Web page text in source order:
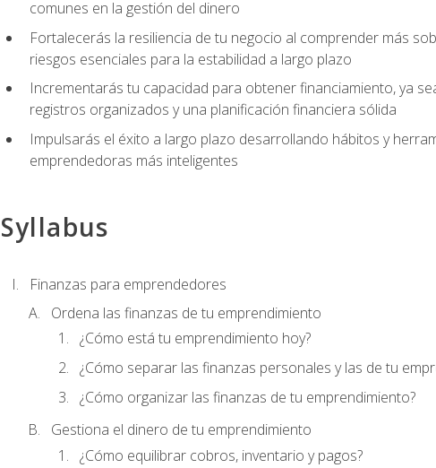
comunes en la gestión del dinero
Fortalecerás la resiliencia de tu negocio al comprender más
riesgos esenciales para la estabilidad a largo plazo
Incrementarás tu capacidad para obtener financiamiento, ya
registros organizados y una planificación financiera sólida
Impulsarás el éxito a largo plazo desarrollando hábitos y
emprendedoras más inteligentes
Syllabus
Finanzas para emprendedores
Ordena las finanzas de tu emprendimiento
¿Cómo está tu emprendimiento hoy?
¿Cómo separar las finanzas personales y las de tu
¿Cómo organizar las finanzas de tu emprendimiento?
Gestiona el dinero de tu emprendimiento
¿Cómo equilibrar cobros, inventario y pagos?